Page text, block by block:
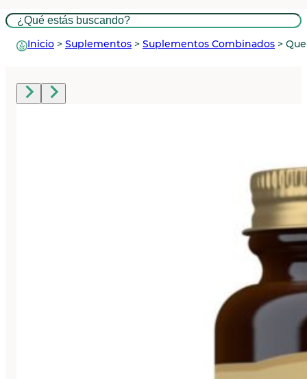
Buscar
Inicio > Suplementos > Suplementos Combinados >